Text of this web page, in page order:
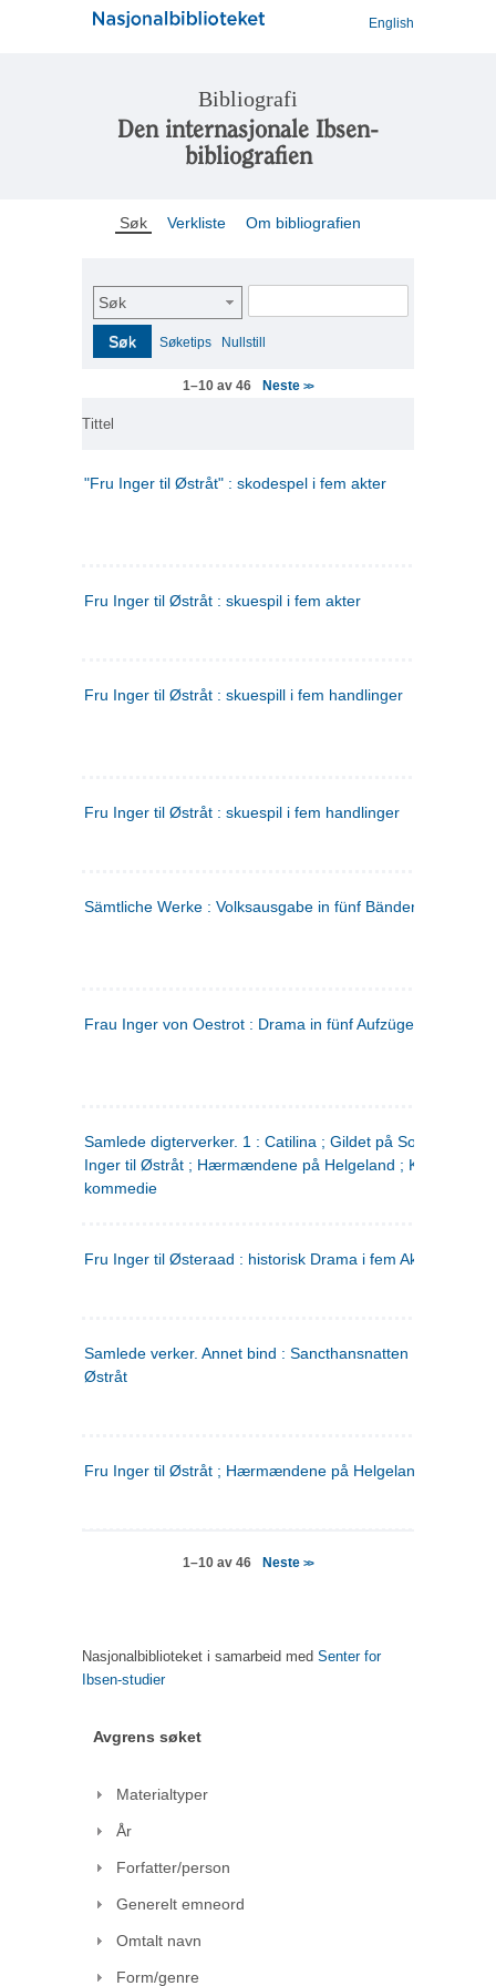
English
Bibliografi
Den internasjonale Ibsen-
bibliografien
Søk Verkliste Om bibliografien
Søk
Søk Søketips Nullstill
1–10 av 46 Neste>>
Tittel
"Fru Inger til Østråt" : skodespel i fem akter
Fru Inger til Østråt : skuespil i fem akter
Fru Inger til Østråt : skuespill i fem handlinger
Fru Inger til Østråt : skuespil i fem handlinger
Sämtliche Werke : Volksausgabe in fünf Bänden
Frau Inger von Oestrot : Drama in fünf Aufzügen
Samlede digterverker. 1 : Catilina ; Gildet på Solhaug ; Fru
Inger til Østråt ; Hærmændene på Helgeland ;
kommedie
Fru Inger til Østeraad : historisk Drama i fem Akter
Samlede verker. Annet bind : Sancthansnatten ; Fru Inger
Østråt
Fru Inger til Østråt ; Hærmændene på Helgeland
1–10 av 46 Neste>>
Nasjonalbiblioteket i samarbeid med Senter for
Ibsen-studier
Avgrens søket
Materialtyper
År
Forfatter/person
Generelt emneord
Omtalt navn
Form/genre